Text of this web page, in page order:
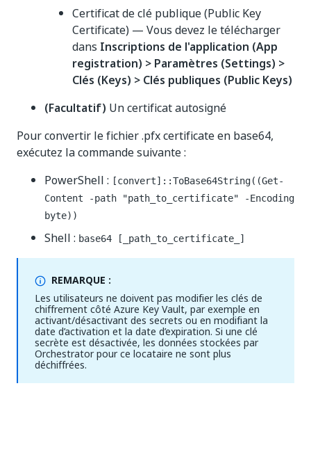
Certificat de clé publique (Public Key
Certificate) — Vous devez le télécharger
dans Inscriptions de l'application (App
registration) > Paramètres (Settings) >
Clés (Keys) > Clés publiques (Public Keys)
(Facultatif) Un certificat autosigné
Pour convertir le fichier .pfx certificate en base64,
exécutez la commande suivante :
PowerShell : [convert]::ToBase64String((Get-
Content -path "path_to_certificate" -Encoding
byte))
Shell : base64 [_path_to_certificate_]
REMARQUE :
Les utilisateurs ne doivent pas modifier les clés de
chiffrement côté Azure Key Vault, par exemple en
activant/désactivant des secrets ou en modifiant la
date d’activation et la date d’expiration. Si une clé
secrète est désactivée, les données stockées par
Orchestrator pour ce locataire ne sont plus
déchiffrées.